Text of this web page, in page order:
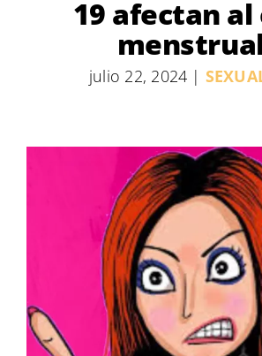
19 afectan al
julio 22, 2024 |